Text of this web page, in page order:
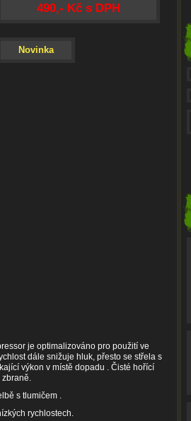
490,- Kč s DPH
Novinka
je optimalizováno pro použití ve
dále snižuje hluk, přesto se střela s
výkon v místě dopadu . Čisté hořící
s tlumičem .
rychlostech.